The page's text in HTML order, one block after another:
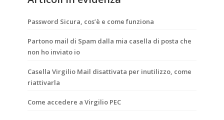
Password Sicura, cos’è e come funziona
Partono mail di Spam dalla mia casella di posta che
non ho inviato io
Casella Virgilio Mail disattivata per inutilizzo, come
riattivarla
Come accedere a Virgilio PEC